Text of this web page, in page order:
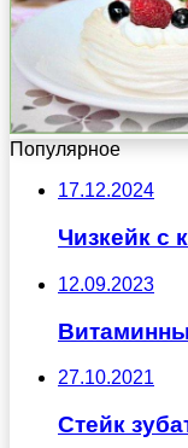
Популярное
17.12.2024
Чизкейк с
12.09.2023
27.10.2021
Стейк